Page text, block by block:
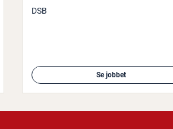
DSB
Se jobbet